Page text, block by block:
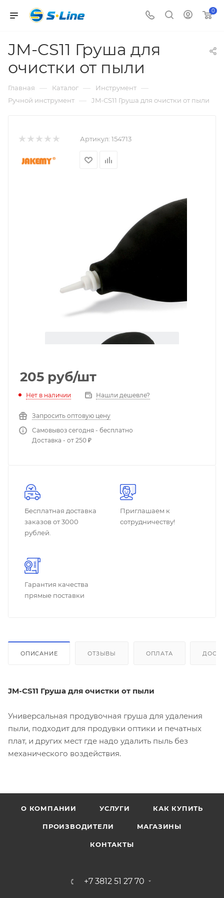
0
JM-CS11 Груша для
очистки от пыли
Главная — Каталог — Инструмент —
Ручной инструмент — JM-CS11 Груша для очистки от пыли
Артикул: 154713
205 руб/шт
Нет в наличии Нашли дешевле?
Запросить оптовую цену
Самовывоз сегодня - бесплатно
Доставка - от 250 ₽
Бесплатная доставка
заказов от 3000
рублей.
Приглашаем к
сотрудничеству!
Гарантия качества
прямые поставки
ОПИСАНИЕ ОТЗЫВЫ ОПЛАТА
JM-CS11 Груша для очистки от пыли
Универсальная продувочная груша для удаления
пыли, подходит для продувки оптики и печатных
плат, и других мест где надо удалить пыль без
механического воздействия.
О КОМПАНИИ УСЛУГИ КАК КУПИТЬ
ПРОИЗВОДИТЕЛИ МАГАЗИНЫ
КОНТАКТЫ
+7 3812 51 27 70